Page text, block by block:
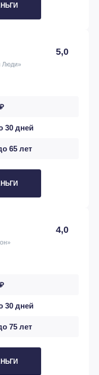
5,0
Люди»
30 дней
65 лет
4,0
30 дней
75 лет